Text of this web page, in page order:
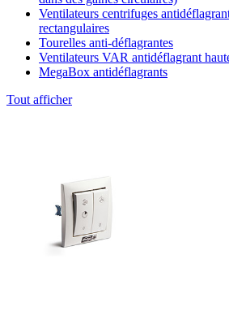
Ventilateurs centrifuges
rectangulaires
Tourelles anti-déflagrantes
Ventilateurs VAR antidéflagrant
MegaBox antidéflagrants
Tout afficher